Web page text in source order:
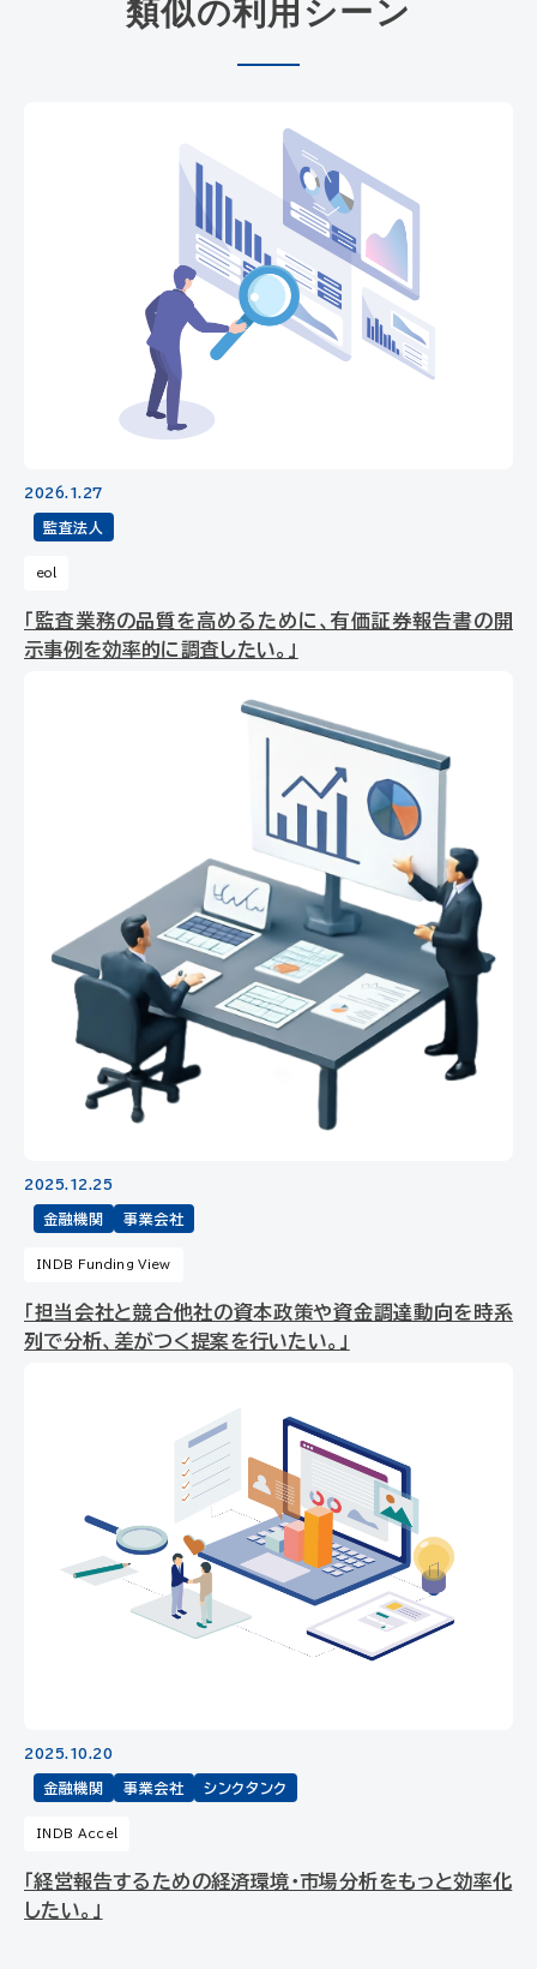
類似の利用シーン
2026.1.27
監査法人
eol
「監査業務の品質を高めるために、有価証券報告書の開
示事例を効率的に調査したい。」
2025.12.25
金融機関 事業会社
INDB Funding View
「担当会社と競合他社の資本政策や資金調達動向を時系
列で分析、差がつく提案を行いたい。」
2025.10.20
金融機関 事業会社 シンクタンク
INDB Accel
「経営報告するための経済環境・市場分析をもっと効率化
したい。」